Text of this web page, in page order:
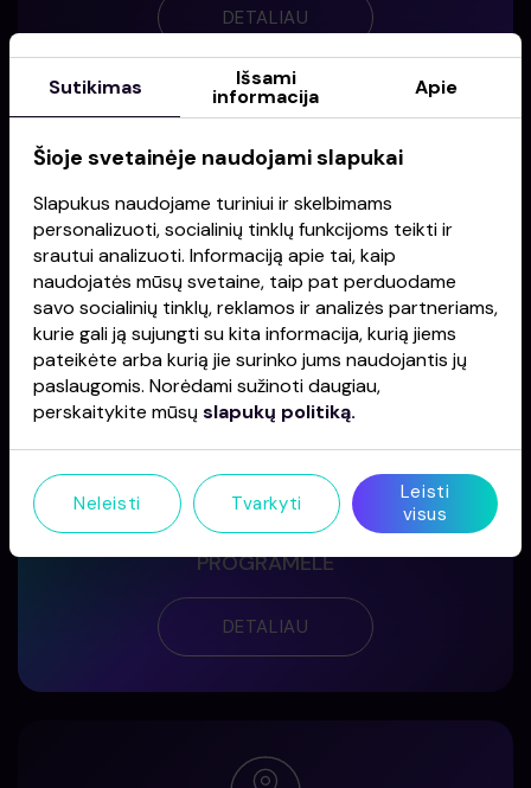
DETALIAU
MAISTAS IR GĖRIMAI
DETALIAU
PROGRAMĖLĖ
DETALIAU
Sutikimas Išsami
informacija Apie
Šioje svetainėje naudojami slapukai
Slapukus naudojame turiniui ir skelbimams
personalizuoti, socialinių tinklų funkcijoms teikti ir
srautui analizuoti. Informaciją apie tai, kaip
naudojatės mūsų svetaine, taip pat perduodame
savo socialinių tinklų, reklamos ir analizės partneriams,
kurie gali ją sujungti su kita informacija, kurią jiems
pateikėte arba kurią jie surinko jums naudojantis jų
paslaugomis. Norėdami sužinoti daugiau,
perskaitykite mūsų slapukų politiką.
Neleisti Tvarkyti
Leisti
visus